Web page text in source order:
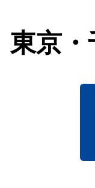
東京